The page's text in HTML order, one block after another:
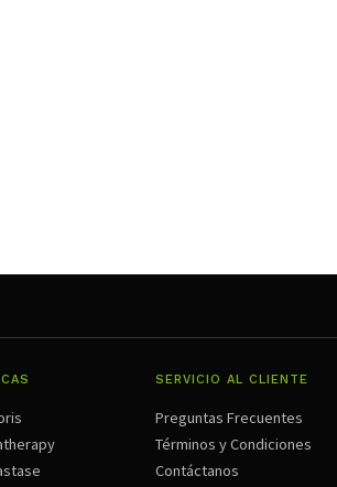
SERVICIO AL CLIENTE
Preguntas Frecuentes
Términos y Condiciones
Contáctanos